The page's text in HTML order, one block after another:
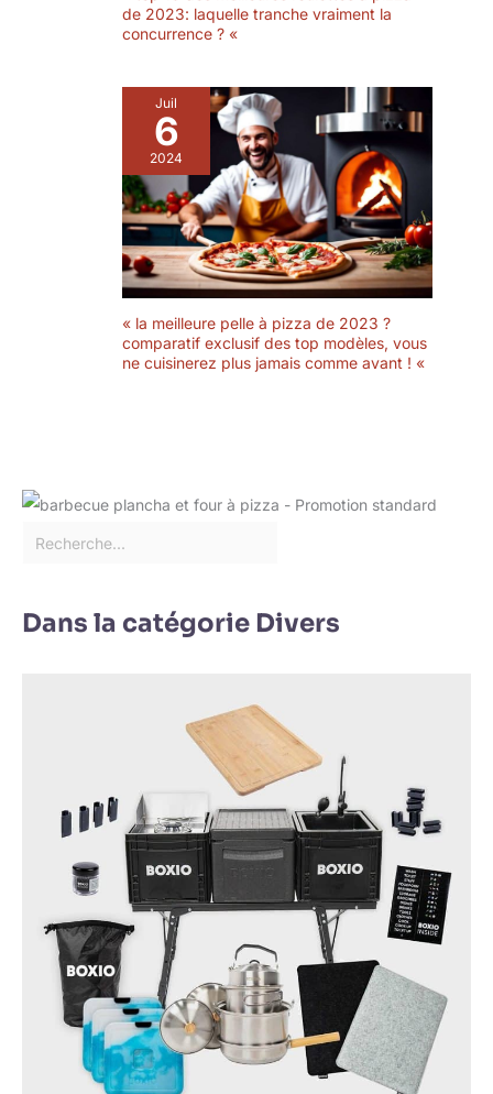
de 2023: laquelle tranche vraiment la
concurrence ? «
Juil
6
2024
« la meilleure pelle à pizza de 2023 ?
comparatif exclusif des top modèles, vous
ne cuisinerez plus jamais comme avant ! «
Dans la catégorie Divers